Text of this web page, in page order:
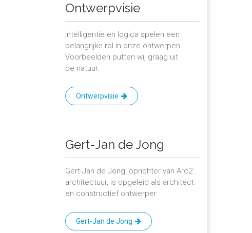
Ontwerpvisie
Intelligentie en logica spelen een
belangrijke rol in onze ontwerpen.
Voorbeelden putten wij graag uit
de natuur.
Ontwerpvisie
Gert-Jan de Jong
Gert-Jan de Jong, oprichter van Arc2
architectuur, is opgeleid als architect
en constructief ontwerper.
Gert-Jan de Jong